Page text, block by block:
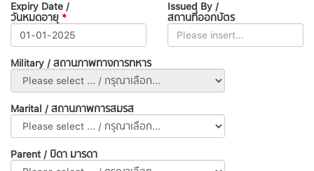
Expiry Date /
วันหมดอายุ *
Issued By /
สถานที่ออกบัตร
Military / สถานภาพทางการทหาร
Marital / สถานภาพการสมรส
Parent / บิดา มารดา